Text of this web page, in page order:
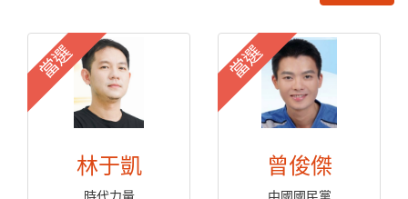
當選
林于凱
當選
曾俊傑